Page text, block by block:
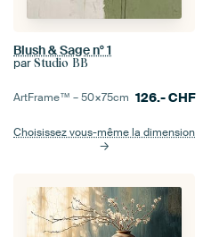
Blush & Sage n° 1
par Studio BB
ArtFrame™ –50×75cm 126.-CHF
Choisissez vous-même la dimension